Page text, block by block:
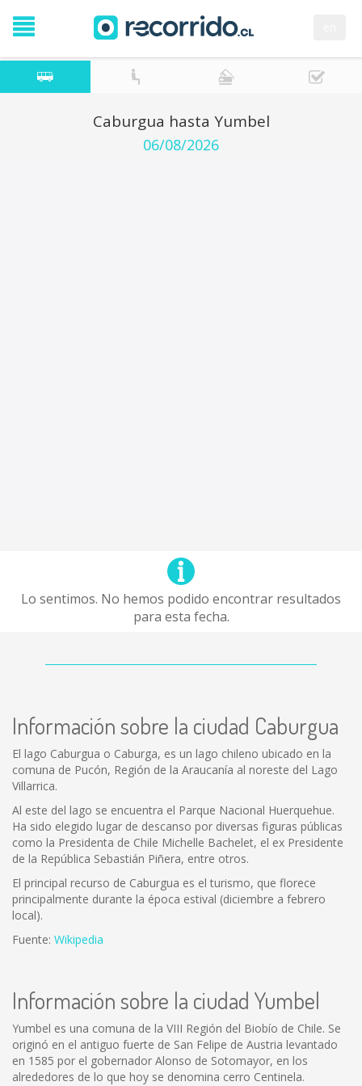
Caburgua hasta Yumbel
06/08/2026
Lo sentimos. No hemos podido encontrar resultados
para esta fecha.
Información sobre la ciudad Caburgua
El lago Caburgua o Caburga, es un lago chileno ubicado en la
comuna de Pucón, Región de la Araucanía al noreste del Lago
Villarrica.
Al este del lago se encuentra el Parque Nacional Huerquehue.
Ha sido elegido lugar de descanso por diversas figuras públicas
como la Presidenta de Chile Michelle Bachelet, el ex Presidente
de la República Sebastián Piñera, entre otros.
El principal recurso de Caburgua es el turismo, que florece
principalmente durante la época estival (diciembre a febrero
local).
Fuente: Wikipedia
Información sobre la ciudad Yumbel
Yumbel es una comuna de la VIII Región del Biobío de Chile. Se
originó en el antiguo fuerte de San Felipe de Austria levantado
en 1585 por el gobernador Alonso de Sotomayor, en los
alrededores de lo que hoy se denomina cerro Centinela.